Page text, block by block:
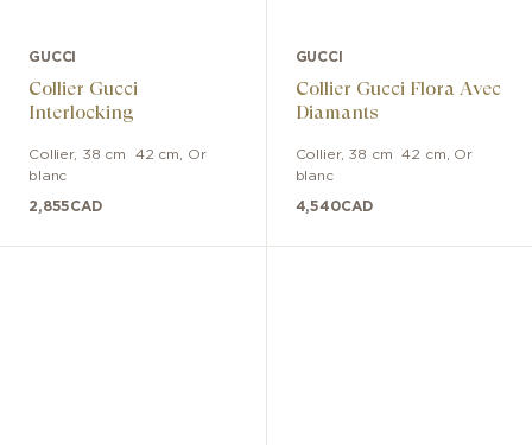
GUCCI
Collier Gucci
Interlocking
Collier, 38 cm  42 cm
Or
blanc
2,855CAD
GUCCI
Collier Gucci Flora Avec
Diamants
Collier, 38 cm  42 cm
Or
blanc
4,540CAD